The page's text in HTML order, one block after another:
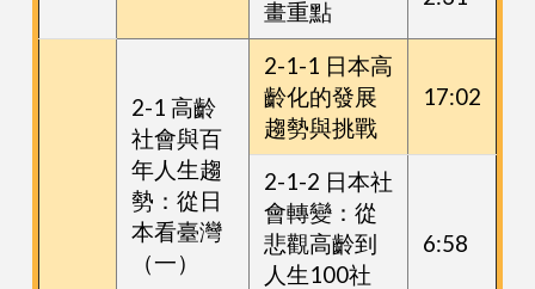
畫重點
2-1 高齡
社會與百
年人生趨
勢：從日
本看臺灣
（一）
2-1-1 日本高
齡化的發展
趨勢與挑戰
17:02
2-1-2 日本社
會轉變：從
悲觀高齡到
人生100社
6:58